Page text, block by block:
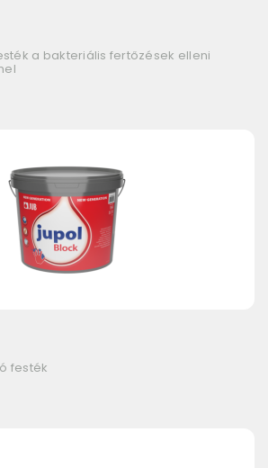
a bakteriális fertőzések elleni
festék